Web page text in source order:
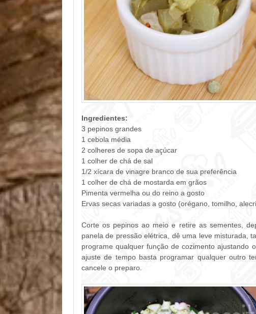
Ingredientes:
3 pepinos grandes
1 cebola média
2 colheres de sopa de açúcar
1 colher de chá de sal
1/2 xícara de vinagre branco de sua preferência
1 colher de chá de mostarda em grãos
Pimenta vermelha ou do reino a gosto
Ervas secas variadas a gosto (orégano, tomilho,
Corte os pepinos ao meio e retire as sementes,
panela de pressão elétrica, dê uma leve misturada,
programe qualquer função de cozimento ajustando
ajuste de tempo basta programar qualquer outro
cancele o preparo.